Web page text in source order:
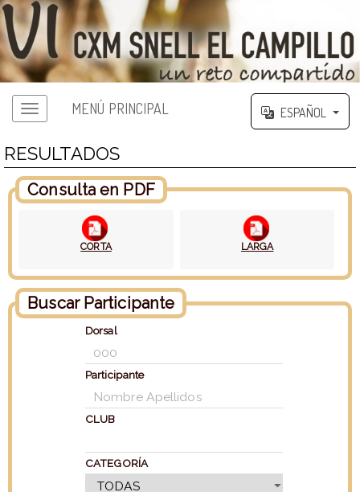
MENÚ PRINCIPAL ESPAÑOL
RESULTADOS
Consulta en PDF
CORTA LARGA
Buscar Participante
Dorsal
Participante
CLUB
CATEGORÍA